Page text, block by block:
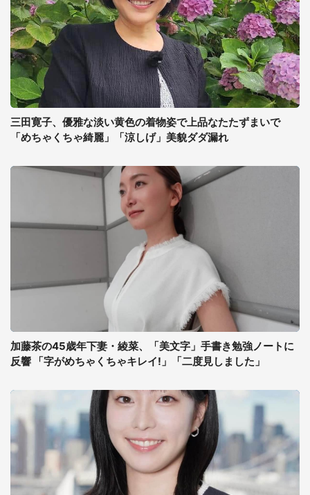
三田寛子、優雅な淡い黄色の着物姿で上品なたたずまいで
「めちゃくちゃ綺麗」「涼しげ」美貌ダダ漏れ
加藤茶の45歳年下妻・綾菜、「美文字」手書き勉強ノートに
反響 「字がめちゃくちゃキレイ!」「二度見しました」